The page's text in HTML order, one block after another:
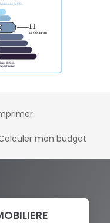
mon budget